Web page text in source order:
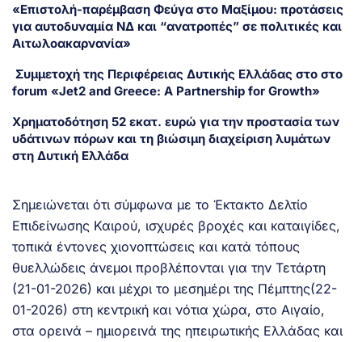
«Επιστολή-παρέμβαση Φεύγα στο Μαξίμου: προτάσεις
για αυτοδυναμία ΝΔ και “ανατροπές” σε πολιτικές και
Αιτωλοακαρνανία»
Συμμετοχή της Περιφέρειας Δυτικής Ελλάδας στο στο
forum «Jet2 and Greece: A Partnership for Growth»
Χρηματοδότηση 52 εκατ. ευρώ για την προστασία των
υδάτινων πόρων και τη βιώσιμη διαχείριση λυμάτων
στη Δυτική Ελλάδα
Σημειώνεται ότι σύμφωνα με το Έκτακτο Δελτίο
Επιδείνωσης Καιρού, ισχυρές βροχές και καταιγίδες,
τοπικά έντονες χιονοπτώσεις και κατά τόπους
θυελλώδεις άνεμοι προβλέπονται για την Τετάρτη
(21-01-2026) και μέχρι το μεσημέρι της Πέμπτης(22-
01-2026) στη κεντρική και νότια χώρα, στο Αιγαίο,
στα ορεινά – ημιορεινά της ηπειρωτικής Ελλάδας και